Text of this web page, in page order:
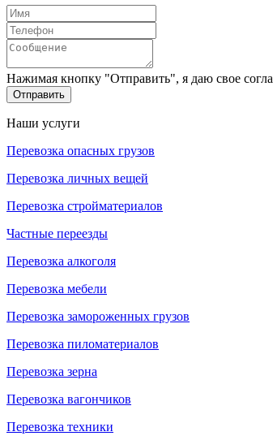
Нажимая кнопку "Отправить", я даю свое
Отправить
Наши услуги
Перевозка опасных грузов
Перевозка личных вещей
Перевозка стройматериалов
Частные переезды
Перевозка алкоголя
Перевозка мебели
Перевозка замороженных грузов
Перевозка пиломатериалов
Перевозка зерна
Перевозка вагончиков
Перевозка техники